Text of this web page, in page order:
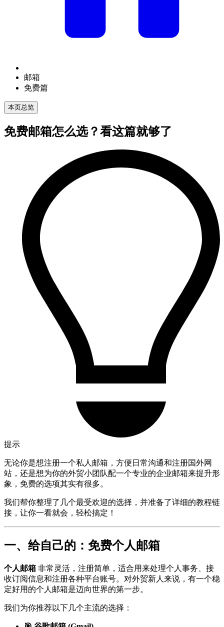
邮箱
免费篇
本页总览
免费邮箱怎么选？看这篇就够了
提示
无论你是想注册一个私人邮箱，方便日常沟通和注册国外网
站，还是想为你的外贸小团队配一个专业的企业邮箱来提升形
象，免费的选项其实有很多。
我们帮你整理了几个最受欢迎的选择，并准备了详细的教程链
接，让你一看就会，轻松搞定！
一、给自己的：免费个人邮箱
个人邮箱 非常灵活，注册简单，适合用来处理个人事务、接
收订阅信息和注册各种平台账号。对外贸新人来说，有一个稳
定好用的个人邮箱是迈向世界的第一步。
我们为你推荐以下几个主流的选择：